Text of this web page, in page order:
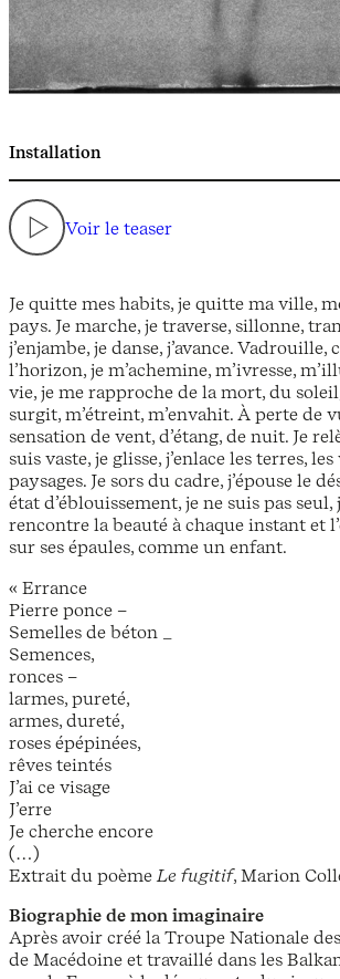
Installation
Voir le teaser
Je quitte mes habits, je quitte ma ville,
pays. Je marche, je traverse, sillonne,
j’enjambe, je danse, j’avance. Vadrouille,
l’horizon, je m’achemine, m’ivresse,
vie, je me rapproche de la mort, du
surgit, m’étreint, m’envahit. À perte de
sensation de vent, d’étang, de nuit. Je
suis vaste, je glisse, j’enlace les terres, les
paysages. Je sors du cadre, j’épouse le
état d’éblouissement, je ne suis pas seul,
rencontre la beauté à chaque instant et
sur ses épaules, comme un enfant.
« Errance
Pierre ponce –
Semelles de béton _
Semences,
ronces –
larmes, pureté,
armes, dureté,
roses épépinées,
rêves teintés
J’ai ce visage
J’erre
Je cherche encore
(…)
Extrait du poème Le fugitif, Marion
Biographie de mon imaginaire
Après avoir créé la Troupe Nationale
de Macédoine et travaillé dans les